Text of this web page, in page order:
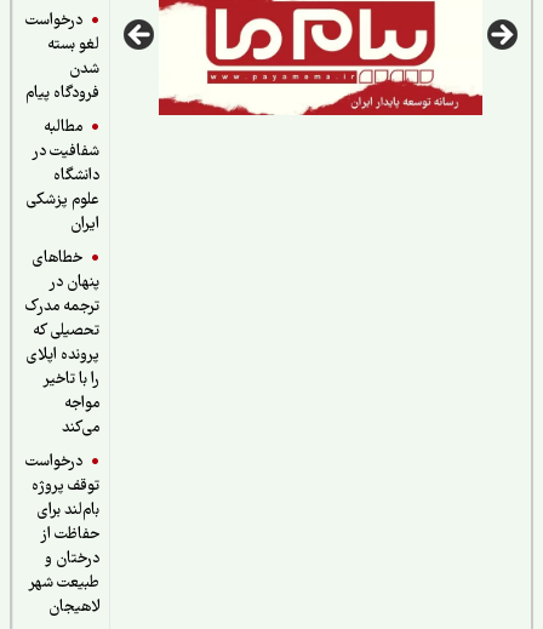
درخواست
لغو بسته
فرودگاه پیام
مطالبه
شفافیت در
دانشگاه
علوم پزشکی
خطاهای
پنهان در
ترجمه مدرک
تحصیلی که
پرونده اپلای
را با تاخیر
درخواست
توقف پروژه
بام‌لند برای
حفاظت از
درختان و
طبیعت شهر
لاهیجان